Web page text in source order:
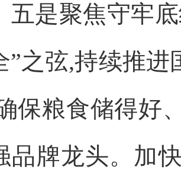
五是聚焦守牢
”之弦,持续推
保粮食储得好
品牌龙头。加